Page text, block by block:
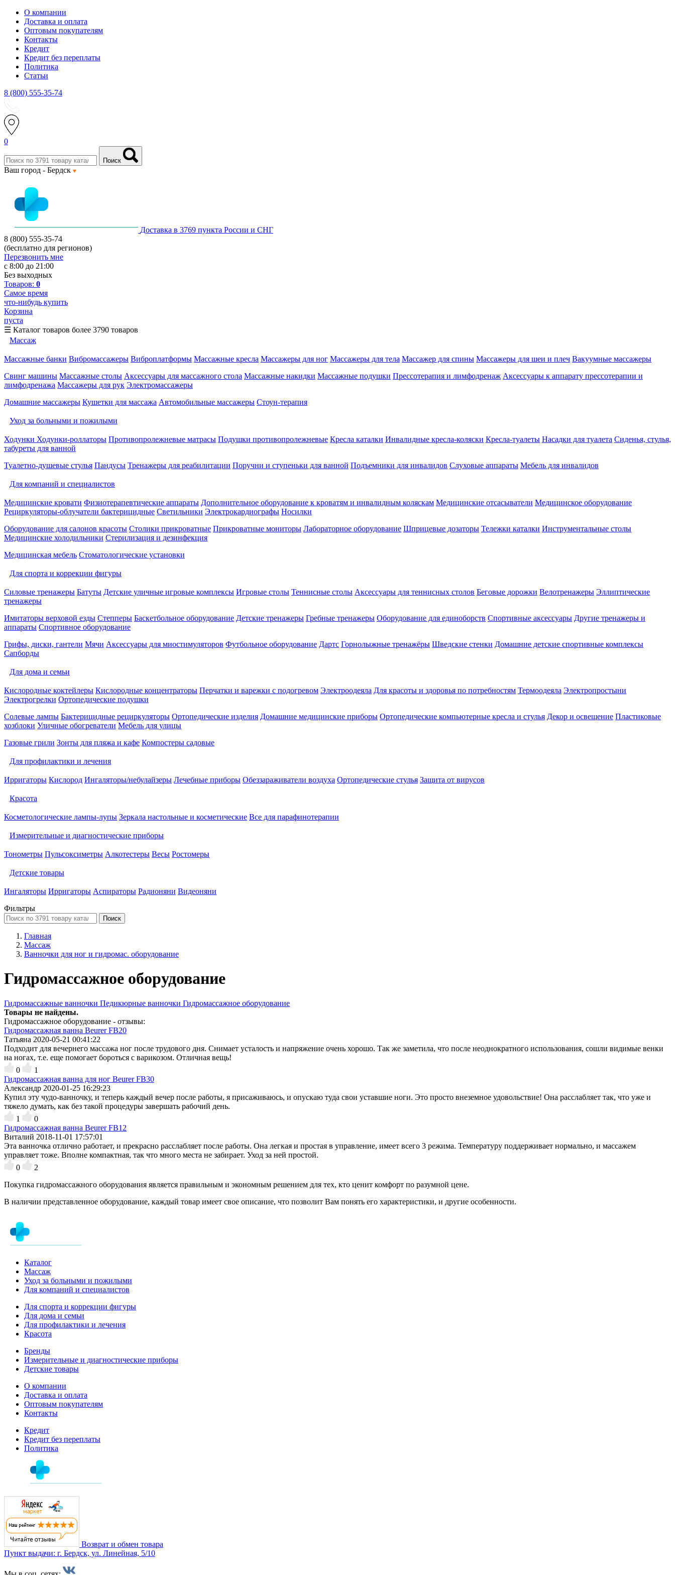
О компании
Доставка и оплата
Оптовым покупателям
Контакты
Кредит
Кредит без переплаты
Политика
Статьи
8 (800) 555-35-74
0
Поиск
Ваш город - Бердск
Доставка в 3769 пункта России и СНГ
8 (800) 555-35-74
(бесплатно для регионов)
Перезвонить мне
с 8:00 до 21:00
Без выходных
Товаров: 0
Самое время
что-нибудь купить
Корзина
пуста
☰ Каталог товаров более 3790 товаров
Массаж
Массажные банки Вибромассажеры Виброплатформы Массажные кресла Массажеры для ног Массажеры для тела Массажер для спины Массажеры для шеи и плеч Вакуумные массажеры
Свинг машины Массажные столы Аксессуары для массажного стола Массажные накидки Массажные подушки Прессотерапия и лимфодренаж Аксессуары к аппарату прессотерапии и
лимфодренажа Массажеры для рук Электромассажеры
Домашние массажеры Кушетки для массажа Автомобильные массажеры Стоун-терапия
Уход за больными и пожилыми
Ходунки Ходунки-роллаторы Противопролежневые матрасы Подушки противопролежневые Кресла каталки Инвалидные кресла-коляски Кресла-туалеты Насадки для туалета Сиденья, стулья,
табуреты для ванной
Туалетно-душевые стулья Пандусы Тренажеры для реабилитации Поручни и ступеньки для ванной Подъемники для инвалидов Слуховые аппараты Мебель для инвалидов
Для компаний и специалистов
Медицинские кровати Физиотерапевтические аппараты Дополнительное оборудование к кроватям и инвалидным коляскам Медицинские отсасыватели Медицинское оборудование
Рециркуляторы-облучатели бактерицидные Светильники Электрокардиографы Носилки
Оборудование для салонов красоты Столики прикроватные Прикроватные мониторы Лабораторное оборудование Шприцевые дозаторы Тележки каталки Инструментальные столы
Медицинские холодильники Стерилизация и дезинфекция
Медицинская мебель Стоматологические установки
Для спорта и коррекции фигуры
Силовые тренажеры Батуты Детские уличные игровые комплексы Игровые столы Теннисные столы Аксессуары для теннисных столов Беговые дорожки Велотренажеры Эллиптические
тренажеры
Имитаторы верховой езды Степперы Баскетбольное оборудование Детские тренажеры Гребные тренажеры Оборудование для единоборств Спортивные аксессуары Другие тренажеры и
аппараты Спортивное оборудование
Грифы, диски, гантели Мячи Аксессуары для миостимуляторов Футбольное оборудование Дартс Горнолыжные тренажёры Шведские стенки Домашние детские спортивные комплексы
Сапборды
Для дома и семьи
Кислородные коктейлеры Кислородные концентраторы Перчатки и варежки с подогревом Электроодеяла Для красоты и здоровья по потребностям Термоодеяла Электропростыни
Электрогрелки Ортопедические подушки
Солевые лампы Бактерицидные рециркуляторы Ортопедические изделия Домашние медицинские приборы Ортопедические компьютерные кресла и стулья Декор и освещение Пластиковые
хозблоки Уличные обогреватели Мебель для улицы
Газовые грили Зонты для пляжа и кафе Компостеры садовые
Для профилактики и лечения
Ирригаторы Кислород Ингаляторы/небулайзеры Лечебные приборы Обеззараживатели воздуха Ортопедические стулья Защита от вирусов
Красота
Косметологические лампы-лупы Зеркала настольные и косметические Все для парафинотерапии
Измерительные и диагностические приборы
Тонометры Пульсоксиметры Алкотестеры Весы Ростомеры
Детские товары
Ингаляторы Ирригаторы Аспираторы Радионяни Видеоняни
Фильтры
Поиск
Главная
Массаж
Ванночки для ног и гидромас. оборудование
Гидромассажное оборудование
Гидромассажные ванночки Педикюрные ванночки Гидромассажное оборудование
Товары не найдены.
Гидромассажное оборудование - отзывы:
Гидромассажная ванна Beurer FB20
Татьяна 2020-05-21 00:41:22
Подходит для вечернего массажа ног после трудового дня. Снимает усталость и напряжение очень хорошо. Так же заметила, что после неоднократного использования, сошли видимые венки
на ногах, т.е. еще помогает бороться с варикозом. Отличная вещь!
0
1
Гидромассажная ванна для ног Beurer FB30
Александр 2020-01-25 16:29:23
Купил эту чудо-ванночку, и теперь каждый вечер после работы, я присаживаюсь, и опускаю туда свои уставшие ноги. Это просто внеземное удовольствие! Она расслабляет так, что уже и
тяжело думать, как без такой процедуры завершать рабочий день.
1
0
Гидромассажная ванна Beurer FB12
Виталий 2018-11-01 17:57:01
Эта ванночка отлично работает, и прекрасно расслабляет после работы. Она легкая и простая в управление, имеет всего 3 режима. Температуру поддерживает нормально, и массажем
управляет тоже. Вполне компактная, так что много места не забирает. Уход за ней простой.
0
2
Покупка гидромассажного оборудования является правильным и экономным решением для тех, кто ценит комфорт по разумной цене.
В наличии представленное оборудование, каждый товар имеет свое описание, что позволит Вам понять его характеристики, и другие особенности.
Каталог
Массаж
Уход за больными и пожилыми
Для компаний и специалистов
Для спорта и коррекции фигуры
Для дома и семьи
Для профилактики и лечения
Красота
Бренды
Измерительные и диагностические приборы
Детские товары
О компании
Доставка и оплата
Оптовым покупателям
Контакты
Кредит
Кредит без переплаты
Политика
Возврат и обмен товара
Пункт выдачи: г. Бердск, ул. Линейная, 5/10